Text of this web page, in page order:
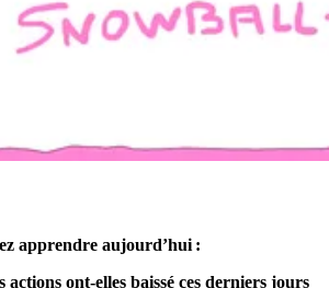
apprendre aujourd’hui :
actions ont-elles baissé ces derniers jours